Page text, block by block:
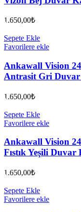
1.650,00₺
Sepete Ekle
Favorilere ekle
Ankawall Vision
Antrasit Gri Duvar
1.650,00₺
Sepete Ekle
Favorilere ekle
Ankawall Vision
Fıstık Yeşili Duvar
1.650,00₺
Sepete Ekle
Favorilere ekle